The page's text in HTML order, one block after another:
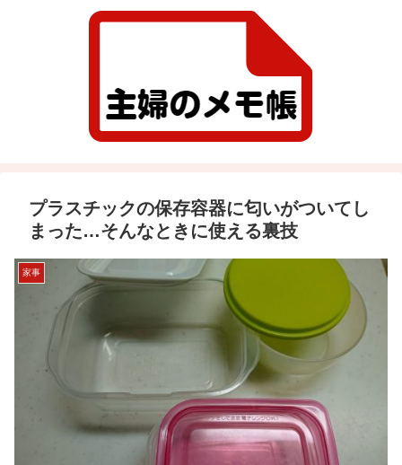
プラスチックの保存容器に匂いがついてし
まった…そんなときに使える裏技
家事